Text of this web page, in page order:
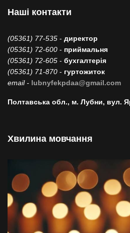
Наші контакти
(05361) 77-535 - директор
(05361) 72-600 - приймальня
(05361) 72-605 - бухгалтерія
(05361) 71-870 - гуртожиток
email - lubnyfekpdaa@gmail.com
Полтавська обл., м. Лубни, вул.
Хвилина мовчання